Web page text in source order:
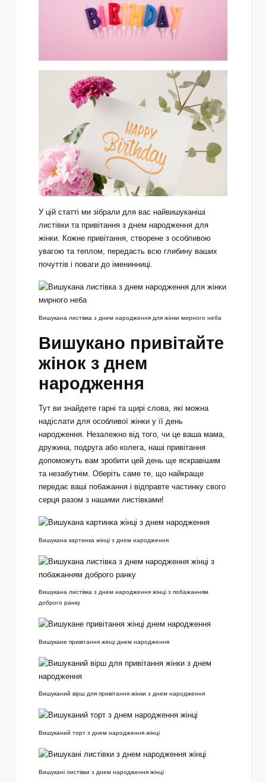
У цій статті ми зібрали для вас найвишуканіші
листівки та привітання з днем народження для
жінки. Кожне привітання, створене з особливою
увагою та теплом, передасть всю глибину ваших
почуттів і поваги до іменинниці.
Вишукана листівка з днем народження для жінки мирного неба
Вишукано привітайте
жінок з днем
народження
Тут ви знайдете гарні та щирі слова, які можна
надіслати для особливої жінки у її день
народження. Незалежно від того, чи це ваша мама,
дружина, подруга або колега, наші привітання
допоможуть вам зробити цей день ще яскравішим
та незабутнім. Оберіть саме те, що найкраще
передає ваші побажання і відправте частинку свого
серця разом з нашими листівками!
Вишукана картинка жінці з днем народження
Вишукана листівка з днем народження жінці з побажанням
доброго ранку
Вишукане привітання жінці днем народження
Вишуканий вірш для привітання жінки з днем народження
Вишуканий торт з днем народження жінці
Вишукані листівки з днем народження жінці